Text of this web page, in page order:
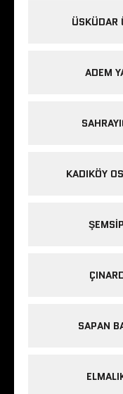
ÜSKÜDAR
ADEM
KADIKÖY
SAPAN